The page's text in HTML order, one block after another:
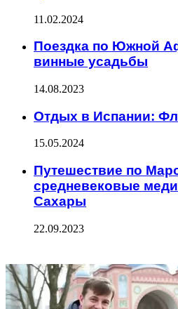
11.02.2024
Поездка по Южной
винные усадьбы
14.08.2023
Отдых в Испании:
15.05.2024
Путешествие по
средневековые
Сахары
22.09.2023